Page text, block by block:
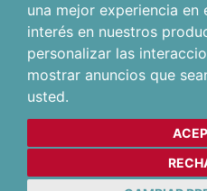
una mejor experiencia en
interés en nuestros
personalizar las
mostrar anuncios que
usted.